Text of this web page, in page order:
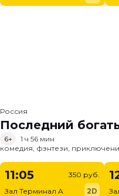
Россия
Последний
6+
1 ч 56 мин
комедия, фэнтези,
11:05
Зал Терминал A
350 руб.
2D